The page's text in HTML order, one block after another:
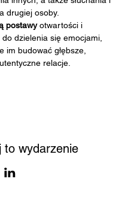
drugiej osoby.
postawy otwartości i
dzielenia się emocjami,
im budować głębsze,
relacje.
to wydarzenie